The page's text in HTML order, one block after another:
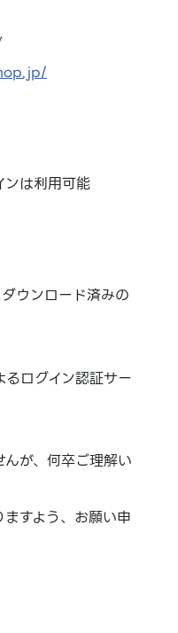
は利用可能
ウンロード済みの
ログイン認証サー
が、何卒ご理解い
すよう、お願い申